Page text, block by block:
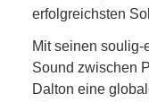
erfolgreichsten
Mit seinen
Sound zwischen
Dalton eine